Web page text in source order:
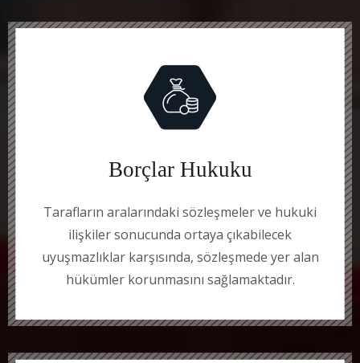
Borçlar Hukuku
Tarafların aralarındaki sözleşmeler ve hukuki
ilişkiler sonucunda ortaya çıkabilecek
uyuşmazlıklar karşısında, sözleşmede yer alan
hükümler korunmasını sağlamaktadır.